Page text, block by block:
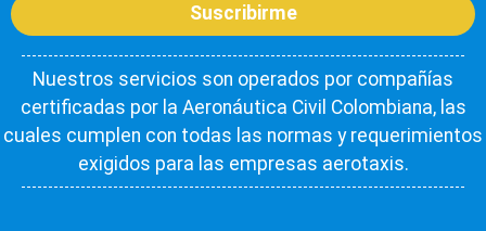
Suscribirme
Nuestros servicios son operados por compañías
certificadas por la Aeronáutica Civil Colombiana, las
cuales cumplen con todas las normas y requerimientos
exigidos para las empresas aerotaxis.